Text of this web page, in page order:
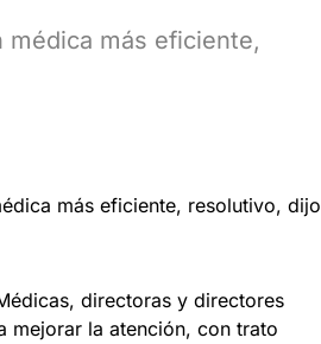
más eficiente,
más eficiente, resolutivo, dijo
directoras y directores
mejorar la atención, con trato